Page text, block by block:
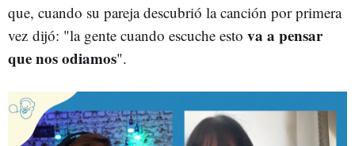
que, cuando su pareja descubrió la canción por primera
vez dijó: "la gente cuando escuche esto va a pensar
que nos odiamos".